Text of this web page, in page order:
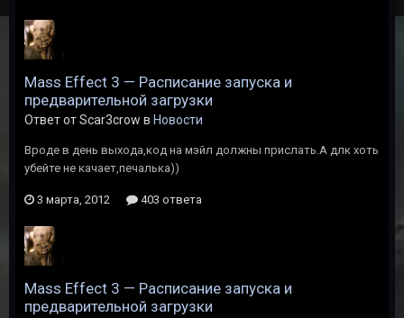
Mass Effect 3 — Расписание запуска и
предварительной загрузки
Ответ от Scar3crow в Новости
Вроде в день выхода,код на мэйл должны прислать.А длк хоть
убейте не качает,печалька))
3 марта, 2012 403 ответа
Mass Effect 3 — Расписание запуска и
предварительной загрузки